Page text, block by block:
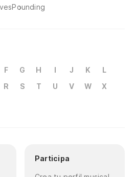
Pounding
F G H I J K
L
R S T U V W
X
Participa